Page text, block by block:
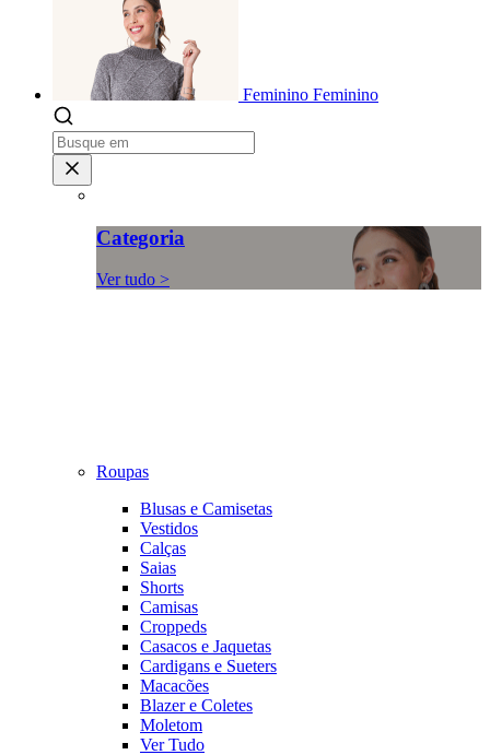
Feminino Feminino
Categoria
Ver tudo >
Roupas
Blusas e Camisetas
Vestidos
Calças
Saias
Shorts
Camisas
Croppeds
Casacos e Jaquetas
Cardigans e Sueters
Macacões
Blazer e Coletes
Moletom
Ver Tudo